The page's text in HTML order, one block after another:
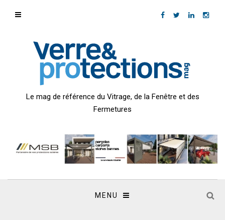
Le mag de référence du Vitrage, de la Fenêtre et des
Fermetures
MENU